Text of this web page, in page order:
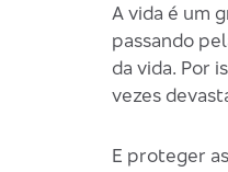
A vida é um
passando
da vida. Por
vezes
E proteger